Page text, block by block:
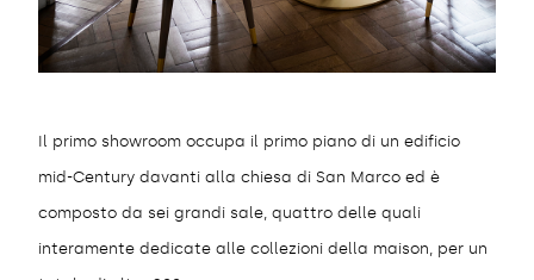
Il primo showroom occupa il primo piano di un edificio
mid-Century davanti alla chiesa di San Marco ed è
composto da sei grandi sale, quattro delle quali
interamente dedicate alle collezioni della maison, per un